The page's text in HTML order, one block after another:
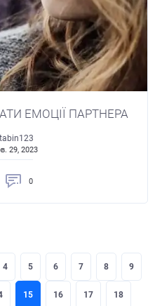
ЕМОЦІЇ ПАРТНЕРА
29, 2023
0
4 5 6 7 8 9
15 16 17 18